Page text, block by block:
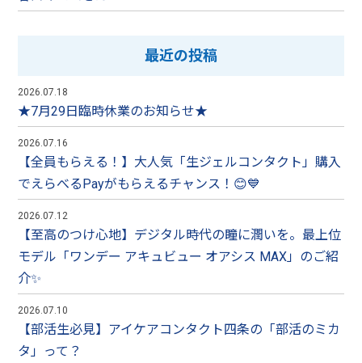
最近の投稿
2026.07.18
★7月29日臨時休業のお知らせ★
2026.07.16
【全員もらえる！】大人気「生ジェルコンタクト」購入
でえらべるPayがもらえるチャンス！😊💙
2026.07.12
【至高のつけ心地】デジタル時代の瞳に潤いを。最上位
モデル「ワンデー アキュビュー オアシス MAX」のご紹
介✨
2026.07.10
【部活生必見】アイケアコンタクト四条の「部活のミカ
タ」って？